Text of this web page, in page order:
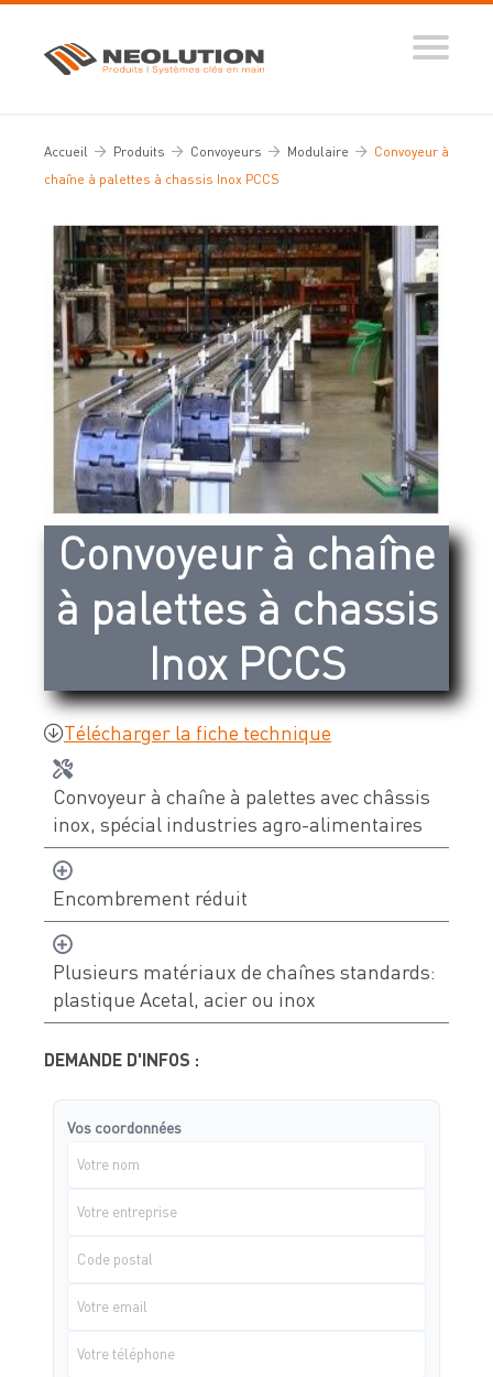
Produits
Nos réalisations
Tous nos conseils
Dictionnaire de la manutention
Guide de sélection
Vidéos
Devis & contact
À propos de Neolution
Qui sommes-nous
Références clients
Témoignages
Nos partenaires
Support & SAV
Accueil Produits Convoyeurs Modulaire
Convoyeur à
chaîne à palettes à chassis Inox PCCS
Convoyeur à chaîne
à palettes à chassis
Inox PCCS
Télécharger la fiche technique
Convoyeur à chaîne à palettes avec châssis
inox, spécial industries agro-alimentaires
Encombrement réduit
Plusieurs matériaux de chaînes standards:
plastique Acetal, acier ou inox
DEMANDE D'INFOS :
Vos coordonnées